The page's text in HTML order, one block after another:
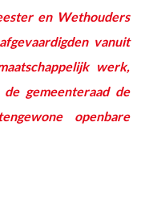
en Wethouders
vanuit
werk,
gemeenteraad de
openbare